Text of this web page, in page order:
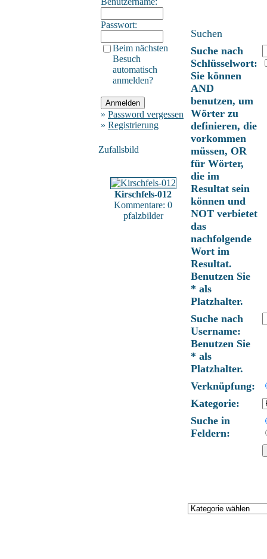
Passwort:
Beim nächsten
Besuch
automatisch
anmelden?
» Password vergessen
» Registrierung
Zufallsbild
Kirschfels-012
Kommentare: 0
pfalzbilder
Suchen
Suche nach
Schlüsselwort:
Sie können
AND
benutzen, um
Wörter zu
definieren, die
vorkommen
müssen, OR
für Wörter,
die im
Resultat sein
können und
NOT verbietet
das
nachfolgende
Wort im
Resultat.
Benutzen Sie
* als
Platzhalter.
Suche nach
Username:
Benutzen Sie
* als
Platzhalter.
Verknüpfung:
Kategorie:
Suche in
Feldern: